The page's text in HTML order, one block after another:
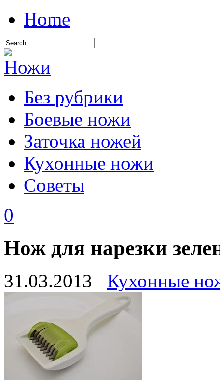
Home
Без рубрики
Боевые ножи
Заточка ножей
Кухонные ножи
Советы
0
Нож для нарезки
31.03.2013 Кухонные